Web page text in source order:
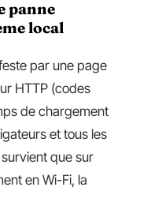
panne
local
par une page
HTTP (codes
de chargement
et tous les
que sur
en Wi-Fi, la